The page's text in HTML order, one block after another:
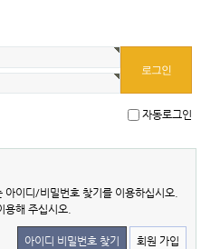
자동로그인
이디/비밀번호 찾기를 이용하십시오.
용해 주십시오.
아이디 비밀번호 찾기 회원 가입